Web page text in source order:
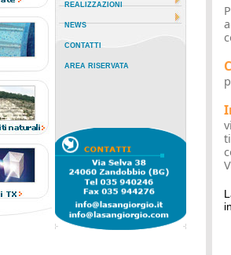
REALIZZAZIONI
NEWS
CONTATTI
AREA RISERVATA